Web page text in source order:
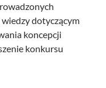
dotyczącym
koncepcji
konkursu